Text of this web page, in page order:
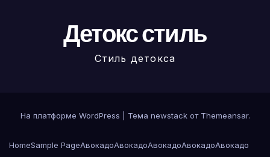
Детокс стиль
Стиль детокса
На платформе WordPress Тема newstack от Themeansar.
HomeSample PageАвокадоАвокадоАвокадоАвокадоАвокадо